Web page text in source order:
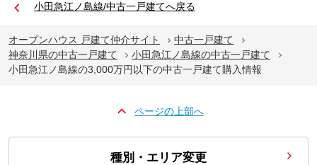
小田急江ノ島線/中古一戸建てへ戻る
オープンハウス 戸建て仲介サイト
中古一戸建て
神奈川県の中古一戸建て
小田急江ノ島線の中古一戸建て
小田急江ノ島線の3,000万円以下の中古一戸建て購入情報
ページの上部へ
種別・エリア変更